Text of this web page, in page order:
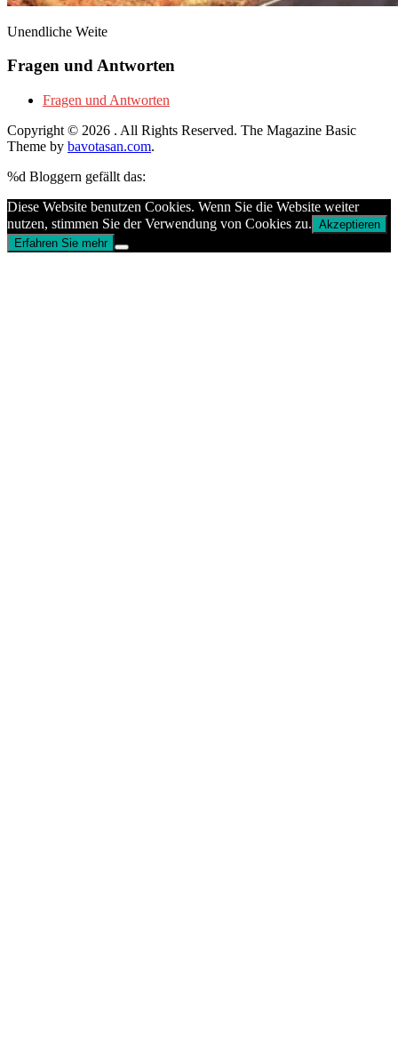
Unendliche Weite
Fragen und Antworten
Fragen und Antworten
Copyright © 2026 . All Rights Reserved. The Magazine Basic
Theme by bavotasan.com.
%d Bloggern gefällt das:
Diese Website benutzen Cookies. Wenn Sie die Website weiter
nutzen, stimmen Sie der Verwendung von Cookies zu. Akzeptieren
Erfahren Sie mehr